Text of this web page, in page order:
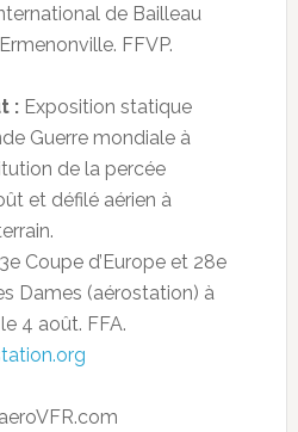
de Bailleau
FFVP.
:Exposition statique
Guerre mondiale à
de la percée
et défilé aérien à
Coupe d’Europe et 28e
Dames (aérostation) à
4 août. FFA.